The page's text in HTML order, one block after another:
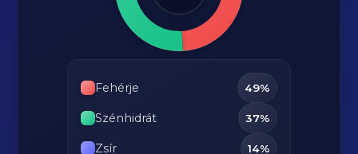
Fehérje 49%
Szénhidrát 37%
Zsír 14%